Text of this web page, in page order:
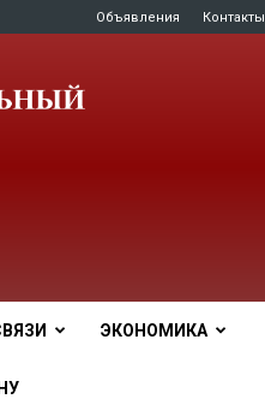
Объявления Контакты
ЭКОНОМИКА